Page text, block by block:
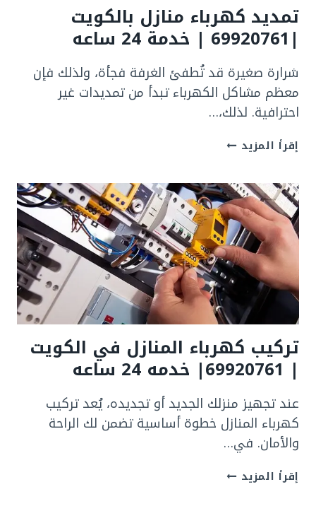
تمديد كهرباء منازل بالكويت
|69920761 | خدمة 24 ساعه
شرارة صغيرة قد تُطفئ الغرفة فجأة، ولذلك فإن
معظم مشاكل الكهرباء تبدأ من تمديدات غير
احترافية. لذلك،…
إقرأ المزيد تمديد
بالكويت
|69920761
|
خدمة
24
ساعه
تركيب كهرباء المنازل في الكويت
| 69920761| خدمه 24 ساعه
عند تجهيز منزلك الجديد أو تجديده، يُعد تركيب
كهرباء المنازل خطوة أساسية تضمن لك الراحة
والأمان. في…
إقرأ المزيد تركيب